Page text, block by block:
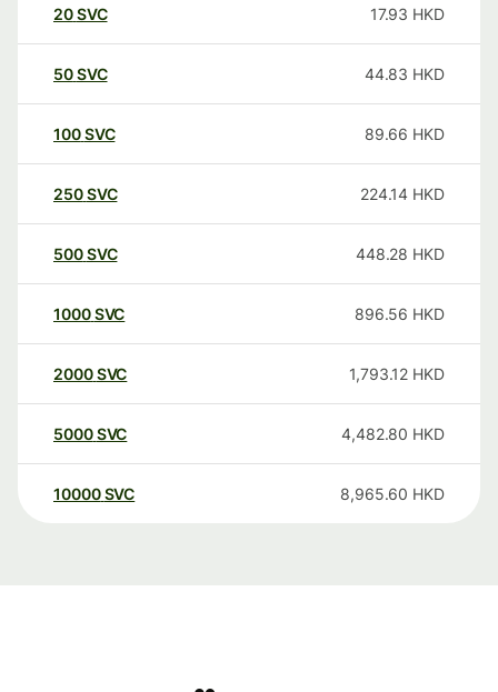
20SVC 17.93 HKD
50SVC 44.83 HKD
100SVC 89.66 HKD
250SVC 224.14 HKD
500SVC 448.28 HKD
1000SVC 896.56 HKD
2000SVC 1,793.12 HKD
5000SVC 4,482.80 HKD
10000 SVC 8,965.60 HKD